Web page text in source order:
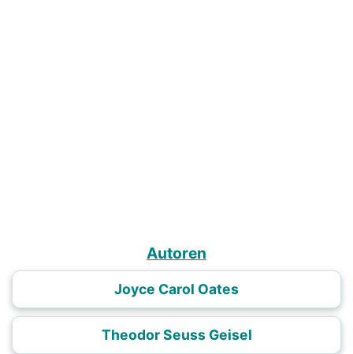
Autoren
Joyce Carol Oates
Theodor Seuss Geisel